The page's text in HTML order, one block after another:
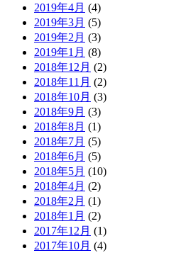
2019年4月 (4)
2019年3月 (5)
2019年2月 (3)
2019年1月 (8)
2018年12月 (2)
2018年11月 (2)
2018年10月 (3)
2018年9月 (3)
2018年8月 (1)
2018年7月 (5)
2018年6月 (5)
2018年5月 (10)
2018年4月 (2)
2018年2月 (1)
2018年1月 (2)
2017年12月 (1)
2017年10月 (4)